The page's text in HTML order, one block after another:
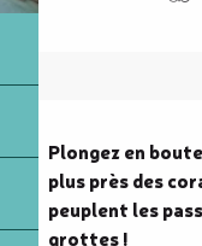
Plongez en
plus près des
peuplent les
grottes !